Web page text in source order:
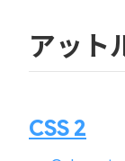
アット
CSS 2